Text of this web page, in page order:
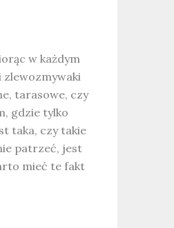
w każdym
zlewozmywaki
tarasowe, czy
gdzie tylko
taka, czy takie
patrzeć, jest
mieć te fakt